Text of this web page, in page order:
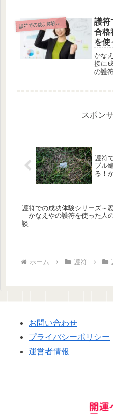
護符での成功体験シリーズ
護符
合格
を使
かな
接に
の護
スポン
護符
ブル
る！
護符での成功体験シリーズ～
｜かなえやの護符を使った人
談
ホーム 護符
お問い合わせ
プライバシーポリシー
運営者情報